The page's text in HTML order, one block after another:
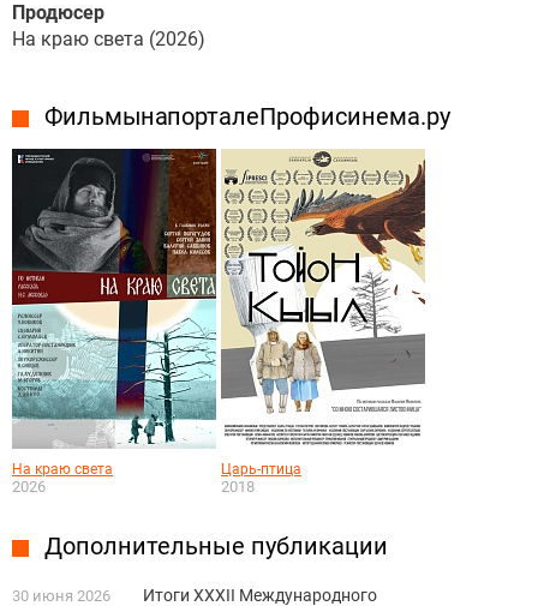
Продюсер
На краю света (2026)
Фильмы на портале Профисинема.ру
На краю света
2026
Царь-птица
2018
Дополнительные публикации
30 июня 2026
Итоги XXXII Международного